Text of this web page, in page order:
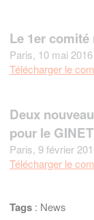
Le 1er
Paris, 10 mai 2016
Télécharger le
Deux
pour le
Paris, 9 février
Télécharger le
Tags : News